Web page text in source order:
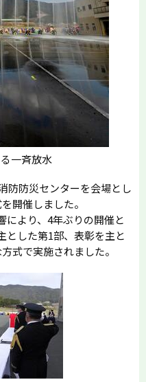
一斉放水
防防災センターを会場とし
開催しました。
により、4年ぶりの開催と
とした第1部、表彰を主と
式で実施されました。